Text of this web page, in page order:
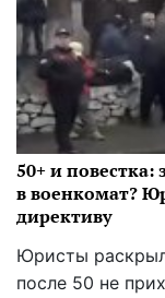
50+ и повестка:
в военкомат?
директиву
Юристы
после 50 не